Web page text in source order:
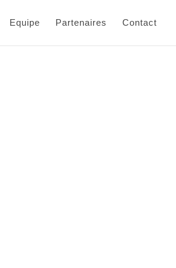
Equipe Partenaires Contact